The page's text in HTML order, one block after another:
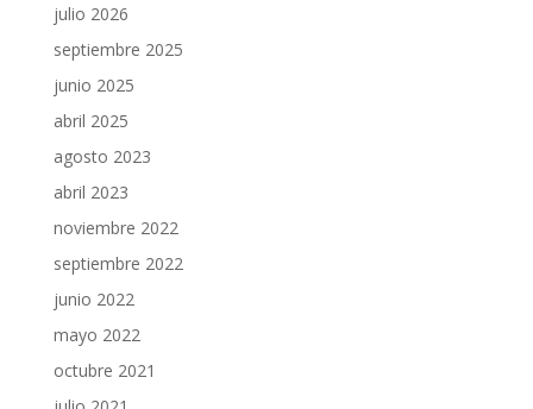
julio 2026
septiembre 2025
junio 2025
abril 2025
agosto 2023
abril 2023
noviembre 2022
septiembre 2022
junio 2022
mayo 2022
octubre 2021